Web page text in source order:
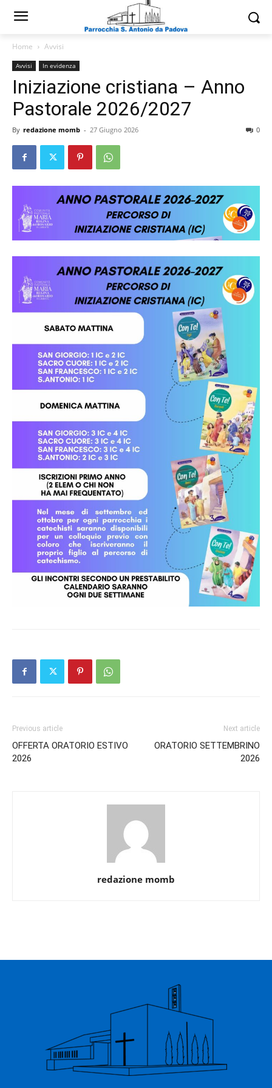
Home Avvisi
Avvisi In evidenza
Iniziazione cristiana – Anno
Pastorale 2026/2027
By redazione momb - 27 Giugno 2026 0
Previous article
OFFERTA ORATORIO ESTIVO
2026
Next article
ORATORIO SETTEMBRINO
2026
redazione momb